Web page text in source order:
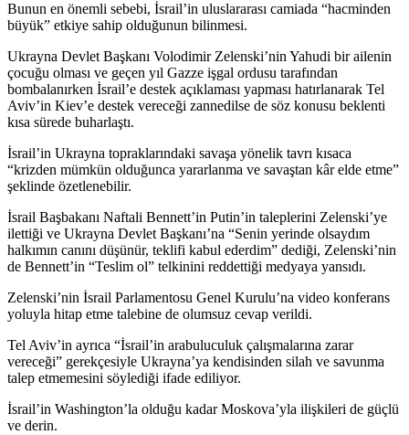
Bunun en önemli sebebi, İsrail’in uluslararası camiada “hacminden
büyük” etkiye sahip olduğunun bilinmesi.
Ukrayna Devlet Başkanı Volodimir Zelenski’nin Yahudi bir ailenin
çocuğu olması ve geçen yıl Gazze işgal ordusu tarafından
bombalanırken İsrail’e destek açıklaması yapması hatırlanarak Tel
Aviv’in Kiev’e destek vereceği zannedilse de söz konusu beklenti
kısa sürede buharlaştı.
İsrail’in Ukrayna topraklarındaki savaşa yönelik tavrı kısaca
“krizden mümkün olduğunca yararlanma ve savaştan kâr elde etme”
şeklinde özetlenebilir.
İsrail Başbakanı Naftali Bennett’in Putin’in taleplerini Zelenski’ye
ilettiği ve Ukrayna Devlet Başkanı’na “Senin yerinde olsaydım
halkımın canını düşünür, teklifi kabul ederdim” dediği, Zelenski’nin
de Bennett’in “Teslim ol” telkinini reddettiği medyaya yansıdı.
Zelenski’nin İsrail Parlamentosu Genel Kurulu’na video konferans
yoluyla hitap etme talebine de olumsuz cevap verildi.
Tel Aviv’in ayrıca “İsrail’in arabuluculuk çalışmalarına zarar
vereceği” gerekçesiyle Ukrayna’ya kendisinden silah ve savunma
talep etmemesini söylediği ifade ediliyor.
İsrail’in Washington’la olduğu kadar Moskova’yla ilişkileri de güçlü
ve derin.